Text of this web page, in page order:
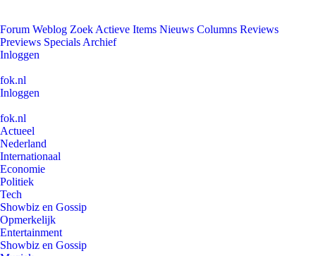
Forum Weblog Zoek Actieve Items Nieuws Columns Reviews
Previews Specials Archief
Inloggen
fok.nl
Inloggen
fok.nl
Actueel
Nederland
Internationaal
Economie
Politiek
Tech
Showbiz en Gossip
Opmerkelijk
Entertainment
Showbiz en Gossip